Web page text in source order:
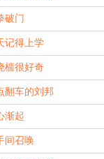
破门
记得上学
樯很好奇
翻车的刘邦
渐起
间召唤